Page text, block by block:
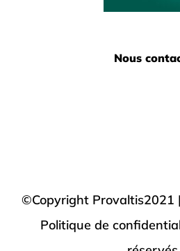
Nous
©Copyright Provaltis2021 |
Politique de